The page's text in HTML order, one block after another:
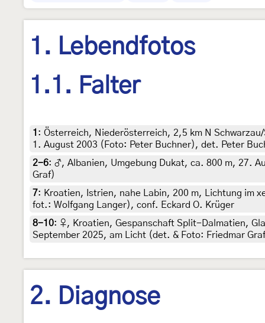
1. Lebendfotos
1.1. Falter
1 : Österreich, Niederösterreich, 2,5 km N
1. August 2003 (Foto: Peter Buchner), det. Peter
2-6: ♂, Albanien, Umgebung Dukat, ca. 800 m, 27.
Graf)
7: Kroatien, Istrien, nahe Labin, 200 m, Lichtung im
fot.: Wolfgang Langer), conf. Eckard O. Krüger
8-10: ♀, Kroatien, Gespanschaft Split-Dalmatien,
September 2025, am Licht (det. & Foto: Friedmar
2. Diagnose